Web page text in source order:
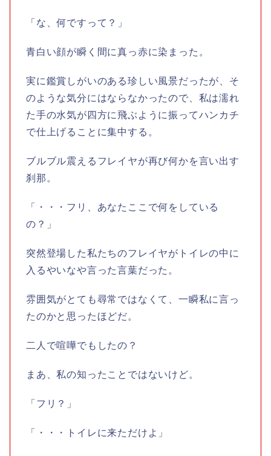
「な、何ですって？」
青白い顔が瞬く間に真っ赤に染まった。
実に鑑賞しがいのある珍しい風景だったが、そ
のような気分にはならなかったので、私は濡れ
た手の水気が四方に飛ぶように振ってハンカチ
で仕上げることに集中する。
ブルブル震えるフレイヤが再び何かを言い出す
刹那。
「・・・フリ、あなたここで何をしている
の？」
突然登場した私たちのフレイヤがトイレの中に
入るやいなや言った言葉だった。
雰囲気がとても尋常ではなくて、一瞬私に言っ
たのかと思ったほどだ。
二人で喧嘩でもしたの？
まあ、私の知ったことではないけど。
「フリ？」
「・・・トイレに来ただけよ」